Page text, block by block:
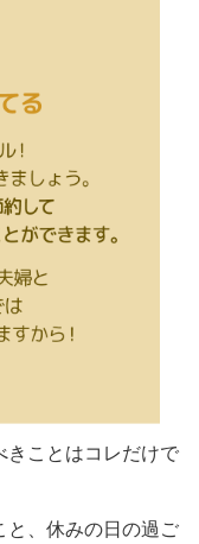
きことはコレだけで
と、休みの日の過ご